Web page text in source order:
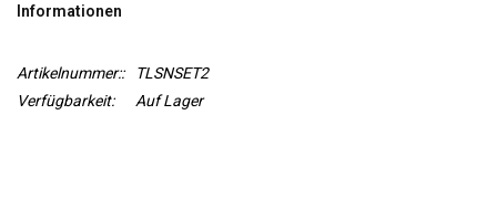
Informationen
Artikelnummer::
TLSNSET2
Verfügbarkeit:
Auf Lager